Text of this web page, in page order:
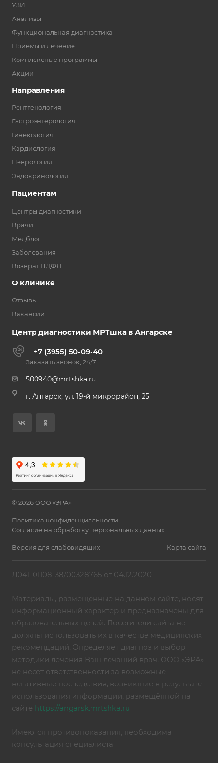
УЗИ
Анализы
Функциональная диагностика
Приёмы и лечение
Комплексные программы
Акции
Направления
Рентгенология
Гастроэнтерология
Гинекология
Кардиология
Неврология
Эндокринология
Пациентам
Центры диагностики
Врачи
Медблог
Заболевания
Возврат НДФЛ
О клинике
Отзывы
Вакансии
Центр диагностики МРТшка в Ангарске
+7 (3955) 50-09-40
Заказать звонок, 24/7
500940@mrtshka.ru
г. Ангарск, ул. 19-й микрорайон, 25
© 2026 ООО «ЭРА»
Политика конфиденциальности
Согласие на обработку персональных данных
Версия для слабовидящих Карта сайта
Л041-01108-38/00328765 от 04.12.2020
Материалы, размещенные на данном сайте, носят
информационный характер и предназначены для
образовательных целей. Посетители сайта не
должны использовать их в качестве медицинских
рекомендаций. Определяет диагноз и выбор
методики лечения Ваш лечащий врач. ООО «ЭРА»
не несет ответственности за возможные
негативные последствия, возникшие в результате
использования информации, размещённой на
сайте https://angarsk.mrtshka.ru
Имеются противопоказания, необходима
консультация специалиста